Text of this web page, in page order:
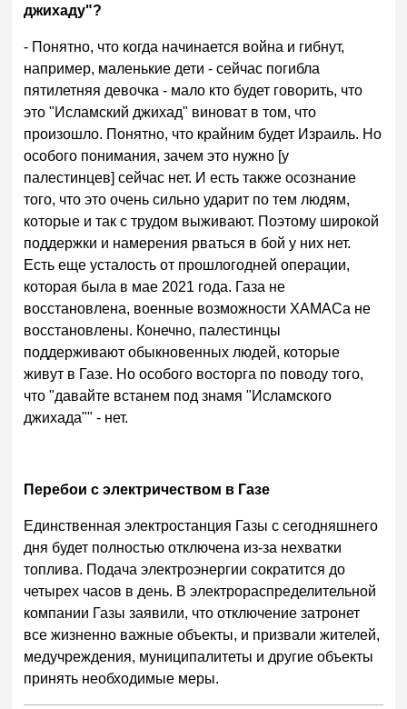
джихаду"?
- Понятно, что когда начинается война и гибнут,
например, маленькие дети - сейчас погибла
пятилетняя девочка - мало кто будет говорить, что
это "Исламский джихад" виноват в том, что
произошло. Понятно, что крайним будет Израиль. Но
особого понимания, зачем это нужно [у
палестинцев] сейчас нет. И есть также осознание
того, что это очень сильно ударит по тем людям,
которые и так с трудом выживают. Поэтому широкой
поддержки и намерения рваться в бой у них нет.
Есть еще усталость от прошлогодней операции,
которая была в мае 2021 года. Газа не
восстановлена, военные возможности ХАМАСа не
восстановлены. Конечно, палестинцы
поддерживают обыкновенных людей, которые
живут в Газе. Но особого восторга по поводу того,
что "давайте встанем под знамя "Исламского
джихада"" - нет.
Перебои с электричеством в Газе
Единственная электростанция Газы с сегодняшнего
дня будет полностью отключена из-за нехватки
топлива. Подача электроэнергии сократится до
четырех часов в день. В электрораспределительной
компании Газы заявили, что отключение затронет
все жизненно важные объекты, и призвали жителей,
медучреждения, муниципалитеты и другие объекты
принять необходимые меры.